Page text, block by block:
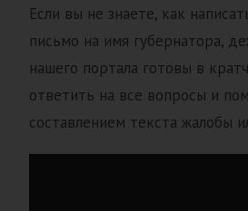
Если вы не знаете, как
письмо на имя губернатора,
нашего портала готовы в
ответить на все вопросы и
составлением текста жалобы